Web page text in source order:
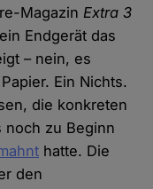
MagazinExtra 3
Endgerät das
– nein, es
Ein Nichts.
die konkreten
noch zu Beginn
hatte. Die
den